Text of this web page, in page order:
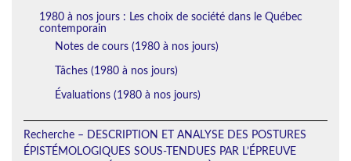
1980 à nos jours : Les choix de société dans le Québec
contemporain
Notes de cours (1980 à nos jours)
Tâches (1980 à nos jours)
Évaluations (1980 à nos jours)
Recherche – DESCRIPTION ET ANALYSE DES POSTURES
ÉPISTÉMOLOGIQUES SOUS-TENDUES PAR L’ÉPREUVE